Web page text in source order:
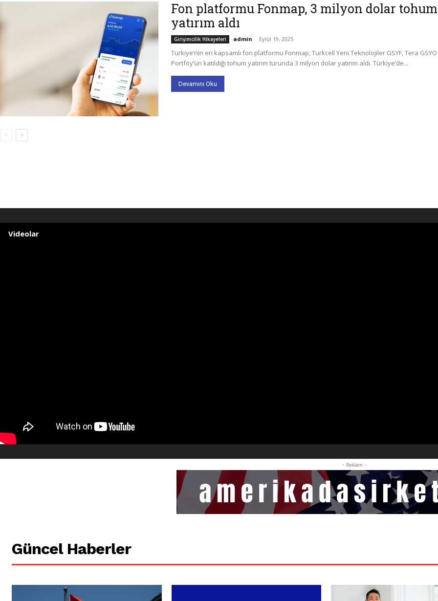
Fon platformu Fonmap, 3 milyon dolar tohum
yatırım aldı
Girişimcilik Hikayeleri admin - Eylül 19, 2025
Türkiye’nin en kapsamlı fon platformu Fonmap, Turkcell Yeni Teknolojiler GSYF, Tera
Portföy’ün katıldığı tohum yatırım turunda 3 milyon dolar yatırım aldı. Türkiye’de...
Devamını Oku
Videolar
- Reklam -
Güncel Haberler